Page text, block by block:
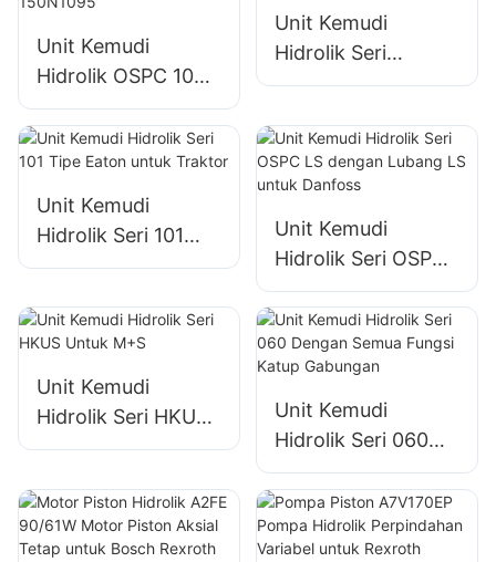
Pengaman
Unit Kemudi
Hidrolik OSPC 100
ON untuk Danfoss
150N1095
Unit Kemudi
Hidrolik Seri
101S/OSPC untuk
Unit Kemudi
Hidrolik Seri 101
Tipe Eaton untuk
Unit Kemudi
Hidrolik Seri OSPC
LS dengan Lubang
LS untuk Danfoss
Unit Kemudi
Hidrolik Seri HKUS
Untuk M+S
Unit Kemudi
Hidrolik Seri 060
Dengan Semua
Fungsi Katup
Gabungan